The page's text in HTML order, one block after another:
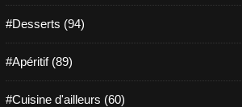
#Desserts (94)
#Apéritif (89)
#Cuisine d'ailleurs (60)